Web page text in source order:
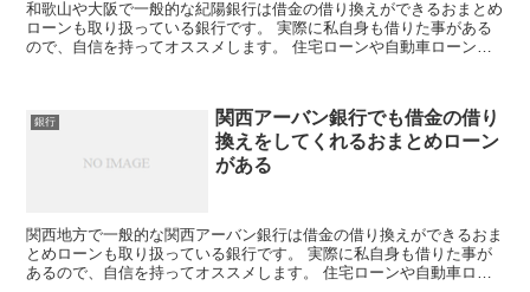
和歌山や大阪で一般的な紀陽銀行は借金の借り換えができるおまとめ
ローンも取り扱っている銀行です。 実際に私自身も借りた事がある
ので、自信を持ってオススメします。 住宅ローンや自動車ローン以
銀行
関西アーバン銀行でも借金の借り
換えをしてくれるおまとめローン
がある
関西地方で一般的な関西アーバン銀行は借金の借り換えができるおま
とめローンも取り扱っている銀行です。 実際に私自身も借りた事が
あるので、自信を持ってオススメします。 住宅ローンや自動車ロー